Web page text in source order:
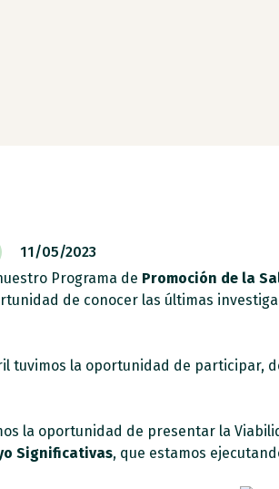
11/05/2023
Programa de Promoción de la
de conocer las últimas
tuvimos la oportunidad de participar,
la oportunidad de presentar la
Significativas, que estamos